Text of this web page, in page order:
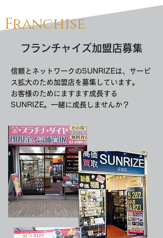
Franchise
フランチャイズ加盟店募集
信頼とネットワークのSUNRIZEは、サービ
ス拡大のため加盟店を募集しています。
お客様のためにますます成長する
SUNRIZE。一緒に成長しませんか？